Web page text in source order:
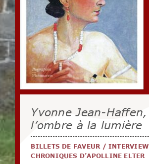
Yvonne Jean-
l’ombre à la lumière
BILLETS DE FAVEUR /INTERVIEW
CHRONIQUES D’APOLLINE ELTER